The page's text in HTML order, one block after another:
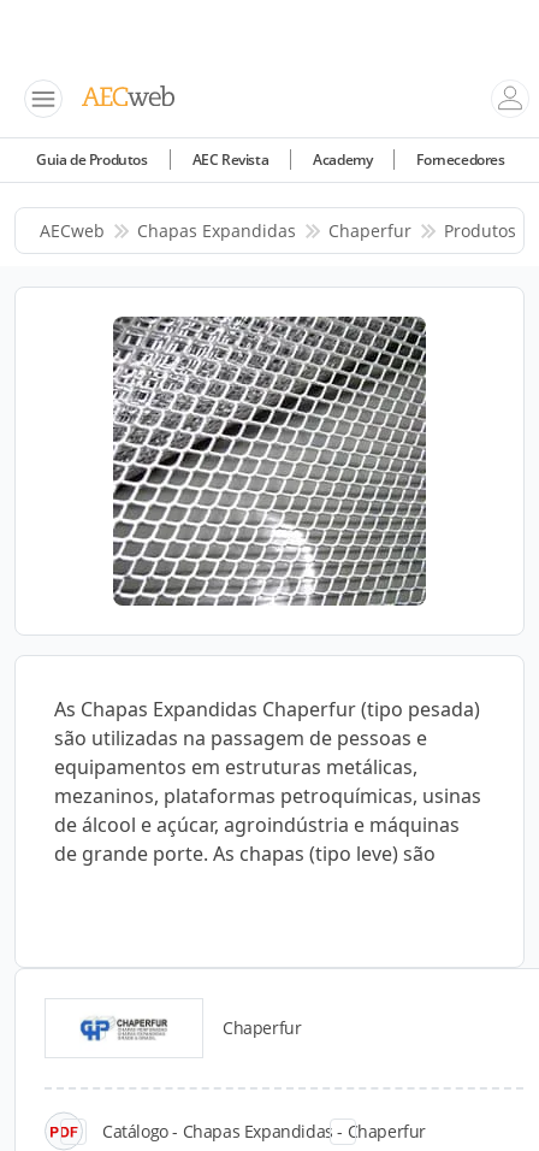
Guia de Produtos AEC Revista Academy Fornecedores
AECweb Chapas Expandidas Chaperfur Produtos
As Chapas Expandidas Chaperfur (tipo pesada)
são utilizadas na passagem de pessoas e
equipamentos em estruturas metálicas,
mezaninos, plataformas petroquímicas, usinas
de álcool e açúcar, agroindústria e máquinas
de grande porte. As chapas (tipo leve) são
Chaperfur
Catálogo - Chapas Expandidas - Chaperfur
Catálogos para Download